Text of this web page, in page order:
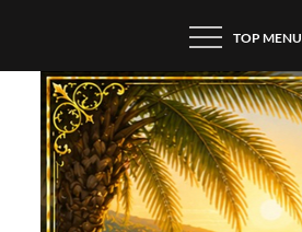
content
TOP MENU